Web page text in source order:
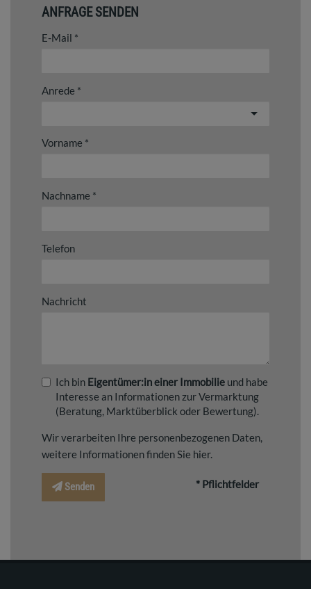
ANFRAGE SENDEN
E-Mail
Anrede
Vorname
Nachname
Telefon
Nachricht
Ich bin Eigentümer:in einer Immobilie und habe
Interesse an Informationen zur Vermarktung
(Beratung, Marktüberblick oder Bewertung).
Wir verarbeiten Ihre personenbezogenen Daten,
weitere Informationen finden Sie hier.
Senden * Pflichtfelder